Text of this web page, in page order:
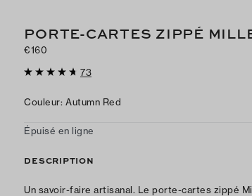
PORTE-CARTES ZIPPÉ
€160
73
Couleur: Autumn Red
Épuisé en ligne
DESCRIPTION
Un savoir-faire artisanal. Le porte-cartes zippé